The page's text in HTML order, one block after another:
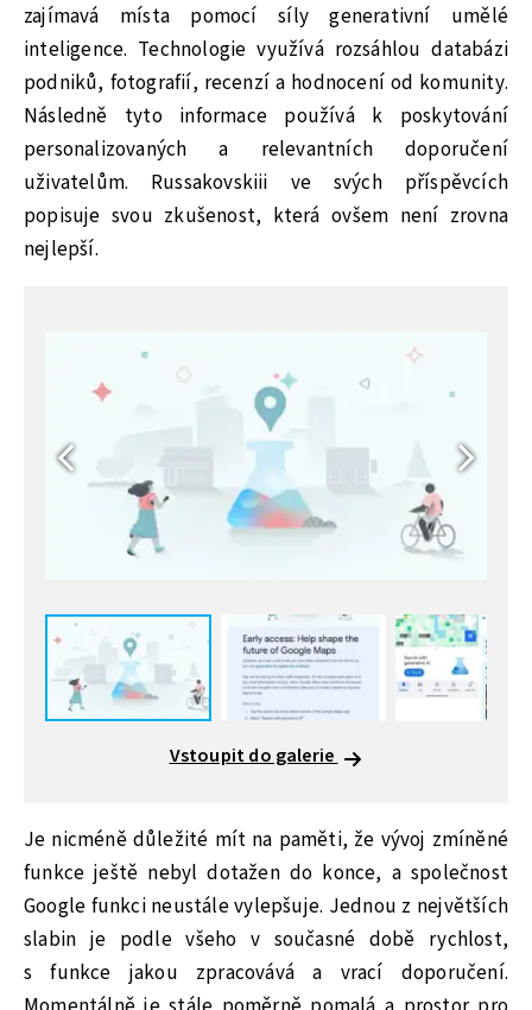
zajímavá místa pomocí síly generativní umělé
inteligence. Technologie využívá rozsáhlou databázi
podniků, fotografií, recenzí a hodnocení od komunity.
Následně tyto informace používá k poskytování
personalizovaných a relevantních doporučení
uživatelům. Russakovskiii ve svých příspěvcích
popisuje svou zkušenost, která ovšem není zrovna
nejlepší.
Vstoupit do galerie
Je nicméně důležité mít na paměti, že vývoj zmíněné
funkce ještě nebyl dotažen do konce, a společnost
Google funkci neustále vylepšuje. Jednou z největších
slabin je podle všeho v současné době rychlost,
s funkce jakou zpracovává a vrací doporučení.